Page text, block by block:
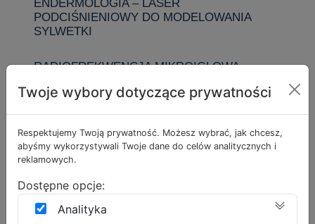
ENDERMOLOGIA – LASER
PODCIŚNIENIOWY DO MODELOWANIA
SYLWETKI
RADIOFREKWENCJA MIKROIGŁOWA –
ZABIEGI IMAGE SKINCARE
BEZINWAZYJNY LIFTING TWARZY Z
ZASTOSOWANIEM CO2 W NISKIEJ
TEMPERATURZE
PILING BIOSTYMULACYJNY
Twoje wybory dotyczące prywatności
Respektujemy Twoją prywatność. Możesz wybrać, jak chcesz,
abyśmy wykorzystywali Twoje dane do celów analitycznych i
reklamowych.
Dostępne opcje:
Analityka